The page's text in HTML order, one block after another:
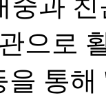
으로
통